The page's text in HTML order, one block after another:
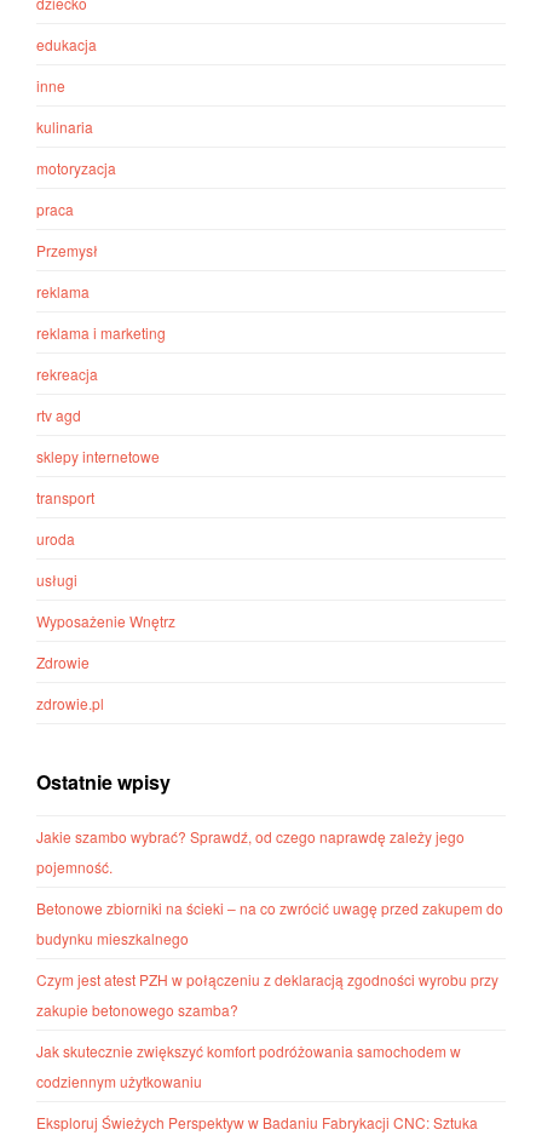
edukacja
inne
kulinaria
motoryzacja
praca
Przemysł
reklama
reklama i marketing
rekreacja
rtv agd
sklepy internetowe
transport
uroda
usługi
Wyposażenie Wnętrz
Zdrowie
zdrowie.pl
Ostatnie wpisy
Jakie szambo wybrać? Sprawdź, od czego naprawdę zależy jego
pojemność.
Betonowe zbiorniki na ścieki – na co zwrócić uwagę przed zakupem do
budynku mieszkalnego
Czym jest atest PZH w połączeniu z deklaracją zgodności wyrobu przy
zakupie betonowego szamba?
Jak skutecznie zwiększyć komfort podróżowania samochodem w
codziennym użytkowaniu
Eksploruj Świeżych Perspektyw w Badaniu Fabrykacji CNC: Sztuka